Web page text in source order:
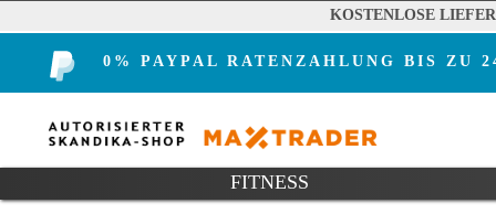
KOSTENLOSE
0% PAYPAL RATENZAHLUNG BIS ZU
FITNESS